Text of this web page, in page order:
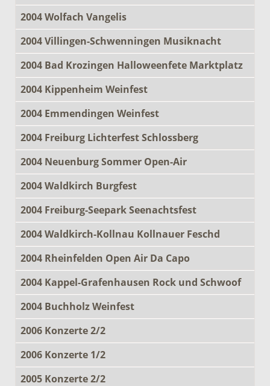
2004 Wolfach Vangelis
2004 Villingen-Schwenningen Musiknacht
2004 Bad Krozingen Halloweenfete Marktplatz
2004 Kippenheim Weinfest
2004 Emmendingen Weinfest
2004 Freiburg Lichterfest Schlossberg
2004 Neuenburg Sommer Open-Air
2004 Waldkirch Burgfest
2004 Freiburg-Seepark Seenachtsfest
2004 Waldkirch-Kollnau Kollnauer Feschd
2004 Rheinfelden Open Air Da Capo
2004 Kappel-Grafenhausen Rock und Schwoof
2004 Buchholz Weinfest
2006 Konzerte 2/2
2006 Konzerte 1/2
2005 Konzerte 2/2